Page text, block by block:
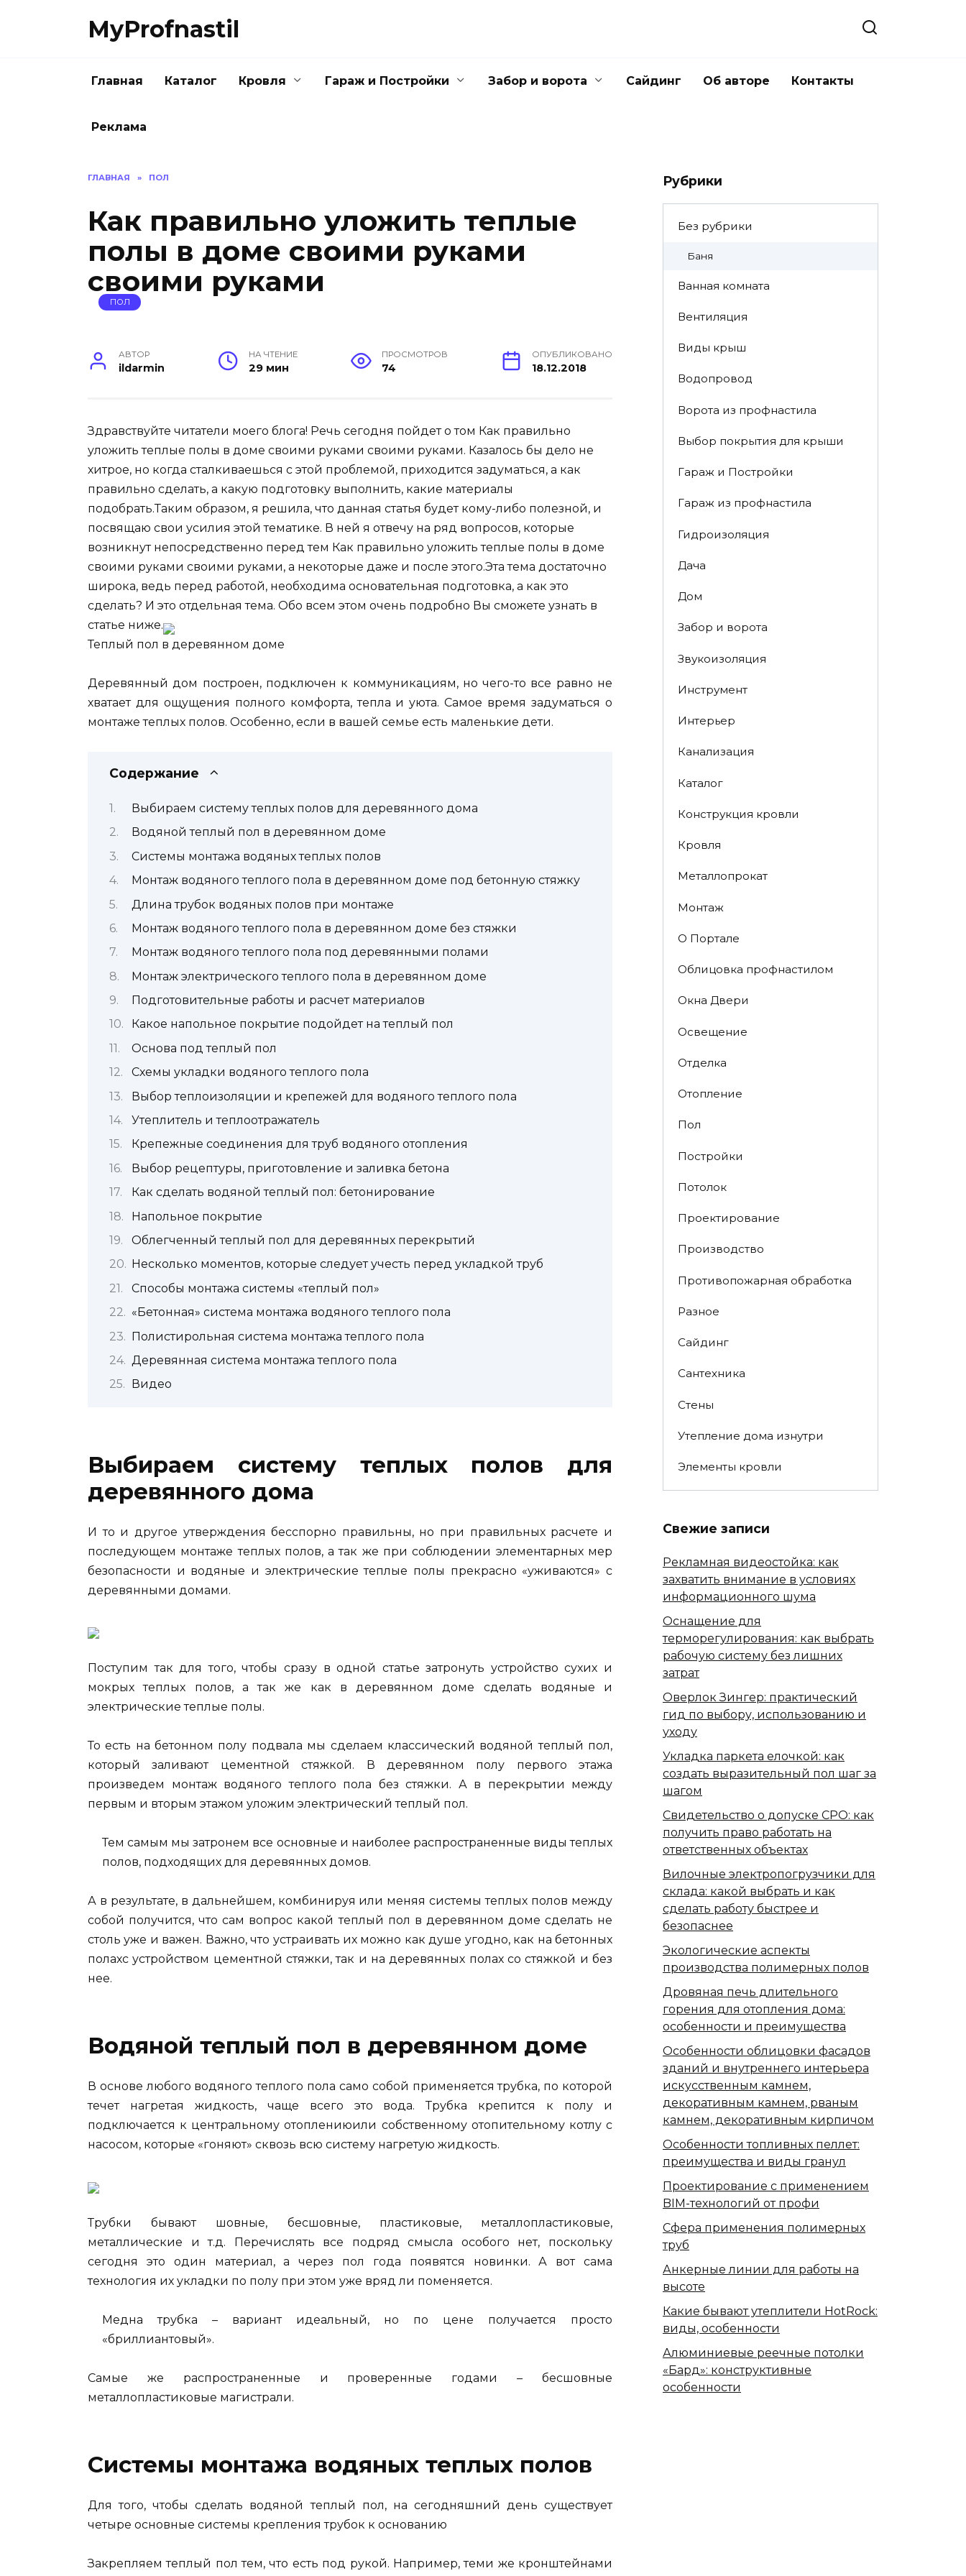
MyProfnastil
Главная Каталог Кровля Гараж и Постройки Забор и ворота Сайдинг Об авторе Контакты
Реклама
ГЛАВНАЯ » ПОЛ
Как правильно уложить теплые
полы в доме своими руками
своими руками
ПОЛ
АВТОР
ildarmin
НА ЧТЕНИЕ
29 мин
ПРОСМОТРОВ
74
ОПУБЛИКОВАНО
18.12.2018
Здравствуйте читатели моего блога! Речь сегодня пойдет о том Как правильно
уложить теплые полы в доме своими руками своими руками. Казалось бы дело не
хитрое, но когда сталкиваешься с этой проблемой, приходится задуматься, а как
правильно сделать, а какую подготовку выполнить, какие материалы
подобрать.Таким образом, я решила, что данная статья будет кому-либо полезной, и
посвящаю свои усилия этой тематике. В ней я отвечу на ряд вопросов, которые
возникнут непосредственно перед тем Как правильно уложить теплые полы в доме
своими руками своими руками, а некоторые даже и после этого.Эта тема достаточно
широка, ведь перед работой, необходима основательная подготовка, а как это
сделать? И это отдельная тема. Обо всем этом очень подробно Вы сможете узнать в
статье ниже.
Теплый пол в деревянном доме
Деревянный дом построен, подключен к коммуникациям, но чего-то все равно не
хватает для ощущения полного комфорта, тепла и уюта. Самое время задуматься о
монтаже теплых полов. Особенно, если в вашей семье есть маленькие дети.
Содержание
Выбираем систему теплых полов для деревянного дома
Водяной теплый пол в деревянном доме
Системы монтажа водяных теплых полов
Монтаж водяного теплого пола в деревянном доме под бетонную стяжку
Длина трубок водяных полов при монтаже
Монтаж водяного теплого пола в деревянном доме без стяжки
Монтаж водяного теплого пола под деревянными полами
Монтаж электрического теплого пола в деревянном доме
Подготовительные работы и расчет материалов
Какое напольное покрытие подойдет на теплый пол
Основа под теплый пол
Схемы укладки водяного теплого пола
Выбор теплоизоляции и крепежей для водяного теплого пола
Утеплитель и теплоотражатель
Крепежные соединения для труб водяного отопления
Выбор рецептуры, приготовление и заливка бетона
Как сделать водяной теплый пол: бетонирование
Напольное покрытие
Облегченный теплый пол для деревянных перекрытий
Несколько моментов, которые следует учесть перед укладкой труб
Способы монтажа системы «теплый пол»
«Бетонная» система монтажа водяного теплого пола
Полистирольная система монтажа теплого пола
Деревянная система монтажа теплого пола
Видео
Выбираем систему теплых полов для
деревянного дома
И то и другое утверждения бесспорно правильны, но при правильных расчете и
последующем монтаже теплых полов, а так же при соблюдении элементарных мер
безопасности и водяные и электрические теплые полы прекрасно «уживаются» с
деревянными домами.
Поступим так для того, чтобы сразу в одной статье затронуть устройство сухих и
мокрых теплых полов, а так же как в деревянном доме сделать водяные и
электрические теплые полы.
То есть на бетонном полу подвала мы сделаем классический водяной теплый пол,
который заливают цементной стяжкой. В деревянном полу первого этажа
произведем монтаж водяного теплого пола без стяжки. А в перекрытии между
первым и вторым этажом уложим электрический теплый пол.
Тем самым мы затронем все основные и наиболее распространенные виды теплых
полов, подходящих для деревянных домов.
А в результате, в дальнейшем, комбинируя или меняя системы теплых полов между
собой получится, что сам вопрос какой теплый пол в деревянном доме сделать не
столь уже и важен. Важно, что устраивать их можно как душе угодно, как на бетонных
полахс устройством цементной стяжки, так и на деревянных полах со стяжкой и без
нее.
Водяной теплый пол в деревянном доме
В основе любого водяного теплого пола само собой применяется трубка, по которой
течет нагретая жидкость, чаще всего это вода. Трубка крепится к полу и
подключается к центральному отоплениюили собственному отопительному котлу с
насосом, которые «гоняют» сквозь всю систему нагретую жидкость.
Трубки бывают шовные, бесшовные, пластиковые, металлопластиковые,
металлические и т.д. Перечислять все подряд смысла особого нет, поскольку
сегодня это один материал, а через пол года появятся новинки. А вот сама
технология их укладки по полу при этом уже вряд ли поменяется.
Медна трубка – вариант идеальный, но по цене получается просто
«бриллиантовый».
Самые же распространенные и проверенные годами – бесшовные
металлопластиковые магистрали.
Системы монтажа водяных теплых полов
Для того, чтобы сделать водяной теплый пол, на сегодняшний день существует
четыре основные системы крепления трубок к основанию
Закрепляем теплый пол тем, что есть под рукой. Например, теми же кронштейнами
Рубрики
Без рубрики
Баня
Ванная комната
Вентиляция
Виды крыш
Водопровод
Ворота из профнастила
Выбор покрытия для крыши
Гараж и Постройки
Гараж из профнастила
Гидроизоляция
Дача
Дом
Забор и ворота
Звукоизоляция
Инструмент
Интерьер
Канализация
Каталог
Конструкция кровли
Кровля
Металлопрокат
Монтаж
О Портале
Облицовка профнастилом
Окна Двери
Освещение
Отделка
Отопление
Пол
Постройки
Потолок
Проектирование
Производство
Противопожарная обработка
Разное
Сайдинг
Сантехника
Стены
Утепление дома изнутри
Элементы кровли
Свежие записи
Рекламная видеостойка: как
захватить внимание в условиях
информационного шума
Оснащение для
терморегулирования: как выбрать
рабочую систему без лишних
затрат
Оверлок Зингер: практический
гид по выбору, использованию и
уходу
Укладка паркета елочкой: как
создать выразительный пол шаг за
шагом
Свидетельство о допуске СРО: как
получить право работать на
ответственных объектах
Вилочные электропогрузчики для
склада: какой выбрать и как
сделать работу быстрее и
безопаснее
Экологические аспекты
производства полимерных полов
Дровяная печь длительного
горения для отопления дома:
особенности и преимущества
Особенности облицовки фасадов
зданий и внутреннего интерьера
искусственным камнем,
декоративным камнем, рваным
камнем, декоративным кирпичом
Особенности топливных пеллет:
преимущества и виды гранул
Проектирование с применением
BIM-технологий от профи
Сфера применения полимерных
труб
Анкерные линии для работы на
высоте
Какие бывают утеплители HotRock:
виды, особенности
Алюминиевые реечные потолки
«Бард»: конструктивные
особенности